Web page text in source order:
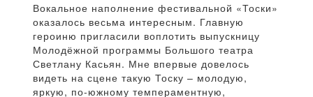
Вокальное наполнение фестивальной «Тоски»
оказалось весьма интересным. Главную
героиню пригласили воплотить выпускницу
Молодёжной программы Большого театра
Светлану Касьян. Мне впервые довелось
видеть на сцене такую Тоску – молодую,
яркую, по-южному темпераментную,